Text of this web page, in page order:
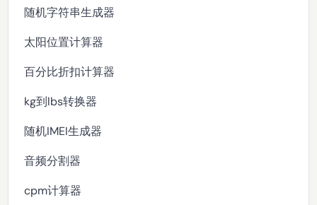
随机字符串生成器
太阳位置计算器
百分比折扣计算器
kg到lbs转换器
随机IMEI生成器
音频分割器
cpm计算器